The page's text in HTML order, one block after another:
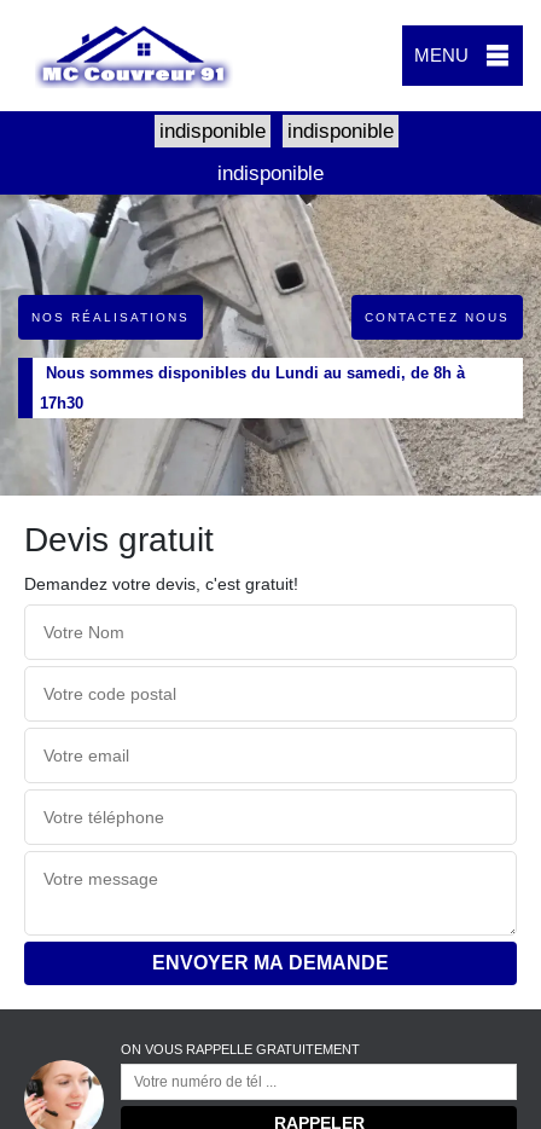
MENU
indisponible
indisponible
indisponible
NOS RÉALISATIONS CONTACTEZ NOUS
Nous sommes disponibles du Lundi au samedi, de 8h à
17h30
Devis gratuit
Demandez votre devis, c'est gratuit!
ON VOUS RAPPELLE GRATUITEMENT